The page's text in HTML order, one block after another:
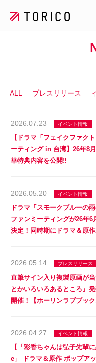
ALL プレスリリース
2026.07.23 イベント情報
【ドラマ「フェイクファク
ーティング in 台湾】26年8
華特典内容を公開‼
2026.05.20 イベント情報
ドラマ「スモークブルーの
ファンミーティングが26年6
決定！同時期にドラマ＆原
2026.05.14 プレスリリース
直筆サイン入り複製原画が
とかいろいろあるところ』
開催！【ホーリンラブブック
2026.04.27 イベント情報
【「彩香ちゃんは弘子先輩
e」 ドラマ＆原作 ポップア